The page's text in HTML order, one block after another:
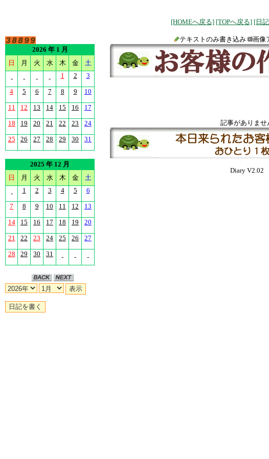
[HOMEへ戻る] [TOPへ戻る] [日
テキストのみ書き込み
画像
2026 年 1 月
日
月 火 水 木 金 土
- - - - 1 2 3
4 5 6 7 8 9 10
11 12 13 14 15 16 17
18 19 20 21 22 23 24
25 26 27 28 29 30 31
2025 年 12 月
日
月 火 水 木 金 土
- 1 2 3 4 5 6
7 8 9 10 11 12 13
14 15 16 17 18 19 20
21 22 23 24 25 26 27
28 29 30 31 - - -
記事がありませ
Diary V2.02